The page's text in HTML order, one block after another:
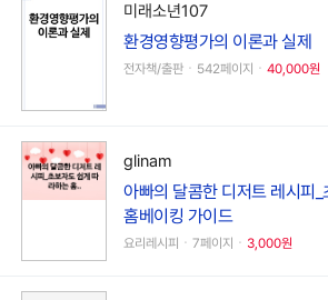
미래소년107
환경영향평가의 이론과 실제
전자책/출판ㆍ542페이지ㆍ 40,000원
glinam
아빠의 달콤한 디저트 레시피
홈베이킹 가이드
요리레시피ㆍ7페이지ㆍ 3,000원